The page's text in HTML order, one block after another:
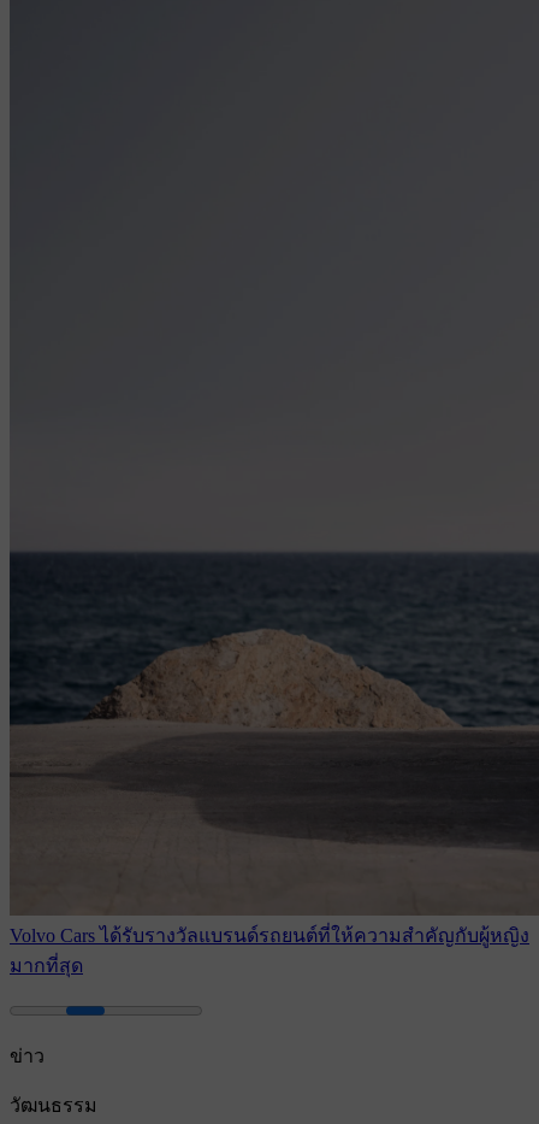
Volvo Cars ได้รับรางวัลแบรนด์รถยนต์ที่ให้ความสําคัญกับผู้หญิง
มากที่สุด
ข่าว
วัฒนธรรม